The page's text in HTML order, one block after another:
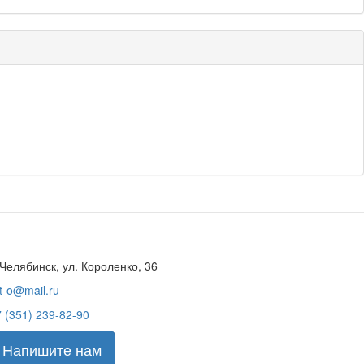
ул. Короленко, 36
o@mail.ru
(351) 239-82-90
Напишите нам